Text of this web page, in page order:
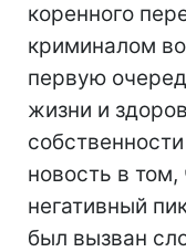
коренного
криминалом
первую
жизни и
новость в
негативный
был вызван